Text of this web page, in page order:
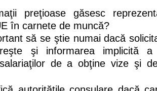
preţioase găsesc
în carnete de muncă?
să se ştie numai dacă
şi informarea implicită a
de a obţine vize şi